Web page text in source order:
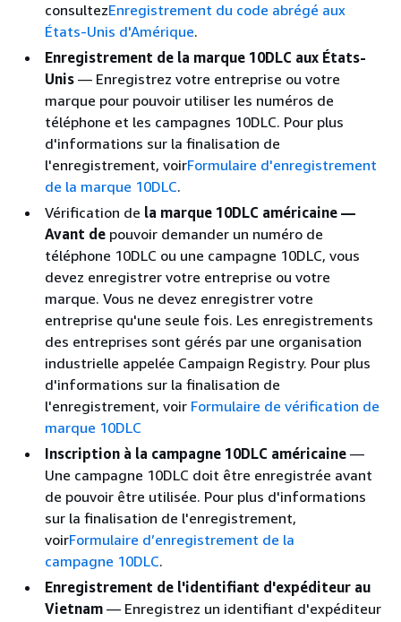
consultezEnregistrement du code abrégé aux
États-Unis d'Amérique.
Enregistrement de la marque 10DLC aux États-
Unis — Enregistrez votre entreprise ou votre
marque pour pouvoir utiliser les numéros de
téléphone et les campagnes 10DLC. Pour plus
d'informations sur la finalisation de
l'enregistrement, voirFormulaire d'enregistrement
de la marque 10DLC.
Vérification de la marque 10DLC américaine —
Avant de pouvoir demander un numéro de
téléphone 10DLC ou une campagne 10DLC, vous
devez enregistrer votre entreprise ou votre
marque. Vous ne devez enregistrer votre
entreprise qu'une seule fois. Les enregistrements
des entreprises sont gérés par une organisation
industrielle appelée Campaign Registry. Pour plus
d'informations sur la finalisation de
l'enregistrement, voir Formulaire de vérification de
marque 10DLC
Inscription à la campagne 10DLC américaine —
Une campagne 10DLC doit être enregistrée avant
de pouvoir être utilisée. Pour plus d'informations
sur la finalisation de l'enregistrement,
voirFormulaire d’enregistrement de la
campagne 10DLC.
Enregistrement de l'identifiant d'expéditeur au
Vietnam — Enregistrez un identifiant d'expéditeur